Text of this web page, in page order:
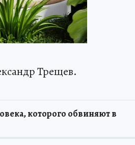
Трещев.
которого обвиняют в